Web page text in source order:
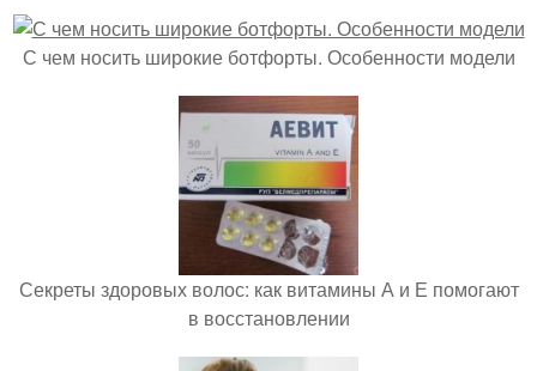
С чем носить широкие ботфорты. Особенности модели
Секреты здоровых волос: как витамины А и Е помогают
в восстановлении